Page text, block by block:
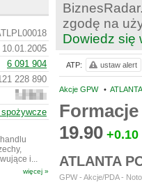
zgodę na
Dowiedz się
Akcje GPW •
19.90 +0.10
ATLANTA
GPW - Akcje/PDA -
ATP: ustaw alert
10.01.2005
6 091 904
228 890
137
960
890
spożywcze
i...
więcej »